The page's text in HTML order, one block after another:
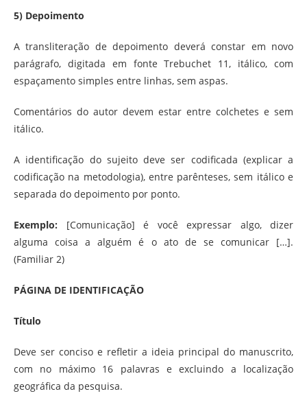
5) Depoimento
A transliteração de depoimento deverá constar em novo
parágrafo, digitada em fonte Trebuchet 11, itálico, com
espaçamento simples entre linhas, sem aspas.
Comentários do autor devem estar entre colchetes e sem
itálico.
A identificação do sujeito deve ser codificada (explicar a
codificação na metodologia), entre parênteses, sem itálico e
separada do depoimento por ponto.
Exemplo: [Comunicação] é você expressar algo, dizer
alguma coisa a alguém é o ato de se comunicar […].
(Familiar 2)
PÁGINA DE IDENTIFICAÇÃO
Título
Deve ser conciso e refletir a ideia principal do manuscrito,
com no máximo 16 palavras e excluindo a localização
geográfica da pesquisa.